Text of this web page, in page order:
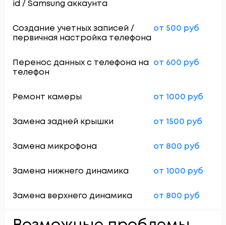
id / Samsung аккаунта
Создание учетных записей /
первичная настройка телефона
от 500 руб
Перенос данных с телефона на
телефон
от 600 руб
Ремонт камеры от 1000 руб
Замена задней крышки от 1500 руб
Замена микрофона от 800 руб
Замена нижнего динамика от 1000 руб
Замена верхнего динамика от 800 руб